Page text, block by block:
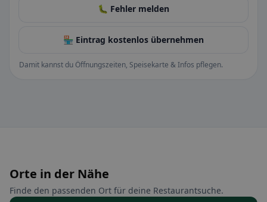
🐛 Fehler melden
🏪 Eintrag kostenlos übernehmen
Damit kannst du Öffnungszeiten, Speisekarte & Infos pflegen.
Orte in der Nähe
Finde den passenden Ort für deine Restaurantsuche.